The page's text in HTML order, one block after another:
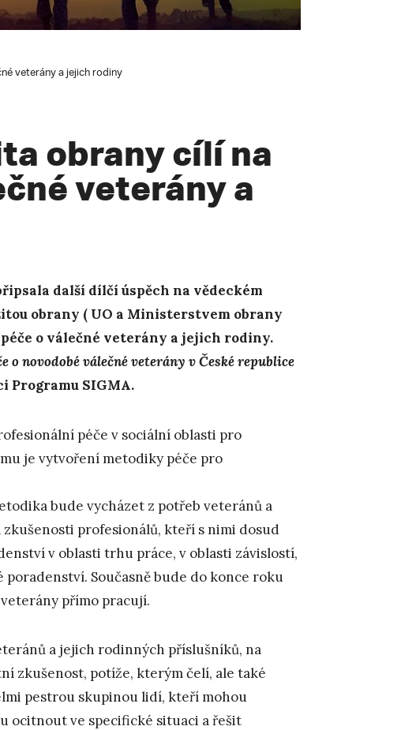
veterány a jejich rodiny
obrany cílí na
veterány a
další dílčí úspěch na vědeckém
obrany ( UO a Ministerstvem obrany
o válečné veterány a jejich rodiny.
o novodobé válečné veterány v České republice
Programu SIGMA.
péče v sociální oblasti pro
je vytvoření metodiky péče pro
bude vycházet z potřeb veteránů a
profesionálů, kteří s nimi dosud
v oblasti trhu práce, v oblasti závislostí,
Současně bude do konce roku
přímo pracují.
a jejich rodinných příslušníků, na
zkušenost, potíže, kterým čelí, ale také
pestrou skupinou lidí, kteří mohou
ocitnout ve specifické situaci a řešit